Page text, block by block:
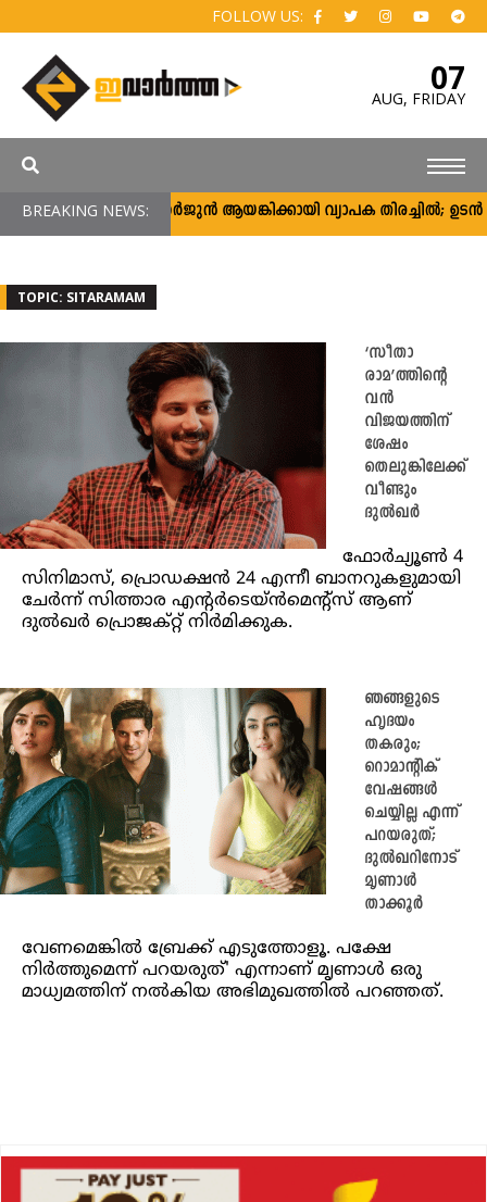
FOLLOW US:
07
AUG, FRIDAY
BREAKING NEWS:അർജുൻ ആയങ്കിക്കായി വ്യാപക തിരച്ചിൽ; ഉടൻ
TOPIC: SITARAMAM
‘സീതാ
രാമ’ത്തിന്റെ
വൻ
വിജയത്തിന്
ശേഷം
തെലുങ്കിലേക്ക്
വീണ്ടും
ദുല്‍ഖര്‍
ഫോര്‍ച്യൂണ്‍ 4
സിനിമാസ്, പ്രൊഡക്ഷൻ 24 എന്നീ ബാനറുകളുമായി
ചേര്‍ന്ന് സിത്താര എന്റര്‍ടെയ്‍ൻമെന്റ്‍സ് ആണ്
ദുല്‍ഖര്‍ പ്രൊജക്റ്റ് നിര്‍മിക്കുക.
ഞങ്ങളുടെ
ഹൃദയം
തകരും;
റൊമാന്റിക്
വേഷങ്ങൾ
ചെയ്യില്ല എന്ന്
പറയരുത്;
ദുൽഖറിനോട്
മൃണാൾ
താക്കൂർ
വേണമെങ്കില്‍ ബ്രേക്ക് എടുത്തോളൂ. പക്ഷേ
നിര്‍ത്തുമെന്ന് പറയരുത്' എന്നാണ് മൃണാൾ ഒരു
മാധ്യമത്തിന് നൽകിയ അഭിമുഖത്തിൽ പറഞ്ഞത്.